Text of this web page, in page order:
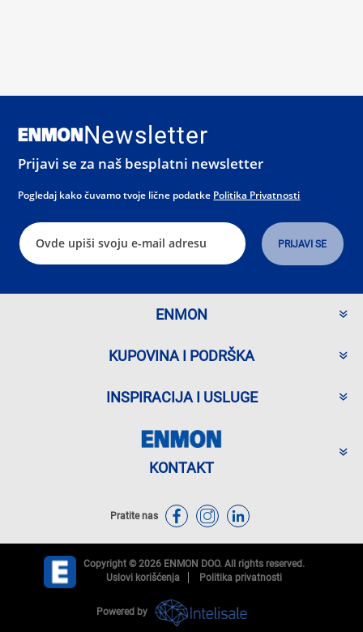
Newsletter
Prijavi se za naš besplatni newsletter
Pogledaj kako čuvamo tvoje lične podatke Politika Privatnosti
ENMON
KUPOVINA I PODRŠKA
INSPIRACIJA I USLUGE
KONTAKT
Pratite nas
Copyright © 2026 ENMON DOO. All rights reserved.
Uslovi korišćenja
Politika privatnosti
Powered by